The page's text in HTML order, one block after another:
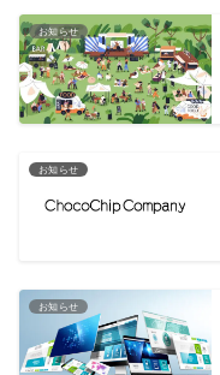
お知らせ
お知らせ
お知らせ